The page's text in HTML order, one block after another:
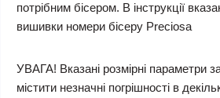
потрібним бісером. В інструкції
вишивки номери бісеру Preciosa
УВАГА! Вказані розмірні параметри
містити незначні погрішності в